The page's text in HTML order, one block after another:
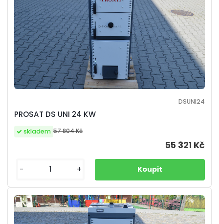
PROSAT DS UNI 24 KW
DSUNI24
57 804 Kč
55 321 Kč
skladem
- +